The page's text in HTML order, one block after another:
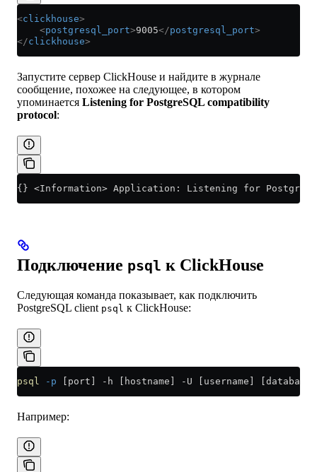
<clickhouse>
    <
postgresql_port>9005</postgresql_port>
</clickhouse>
Запустите сервер ClickHouse и найдите в журнале
сообщение, похожее на следующее, в котором
упоминается Listening for PostgreSQL compatibility
protocol:
{} <Information> Application: Listening for
Подключение psql к ClickHouse
Следующая команда показывает, как подключить
PostgreSQL client psql к ClickHouse:
psql -p [port] -h [hostname] -U [username]
Например: